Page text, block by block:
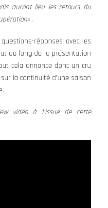
auront lieu les retours du
« .
réponses avec les
au long de la présentation
cela annonce donc un cru
la continuité d’une saison
vidéo à l’issue de cette